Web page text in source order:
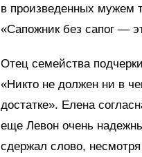
в произведенных мужем
«Сапожник без сапог —
Отец семейства
«Никто не должен ни в
достатке». Елена
еще Левон очень
сдержал слово,